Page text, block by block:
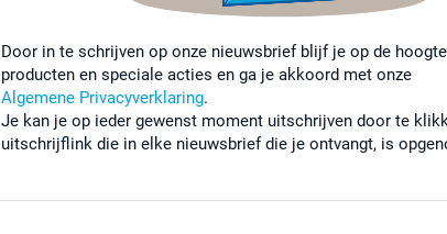
Door in te schrijven op onze nieuwsbrief blijf je op de
producten en speciale acties en ga je akkoord met onze
Algemene Privacyverklaring.
Je kan je op ieder gewenst moment uitschrijven door te
uitschrijflink die in elke nieuwsbrief die je ontvangt, is